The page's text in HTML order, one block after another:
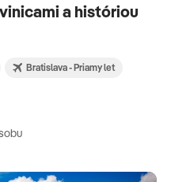
a históriou
Bratislava - Priamy let